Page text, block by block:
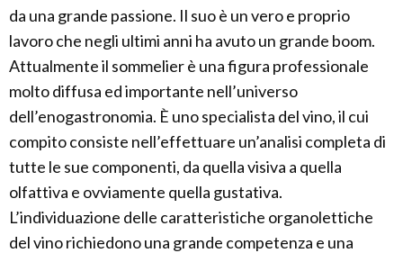
da una grande passione. Il suo è un vero e proprio
lavoro che negli ultimi anni ha avuto un grande boom.
Attualmente il sommelier è una figura professionale
molto diffusa ed importante nell’universo
dell’enogastronomia. È uno specialista del vino, il cui
compito consiste nell’effettuare un’analisi completa di
tutte le sue componenti, da quella visiva a quella
olfattiva e ovviamente quella gustativa.
L’individuazione delle caratteristiche organolettiche
del vino richiedono una grande competenza e una